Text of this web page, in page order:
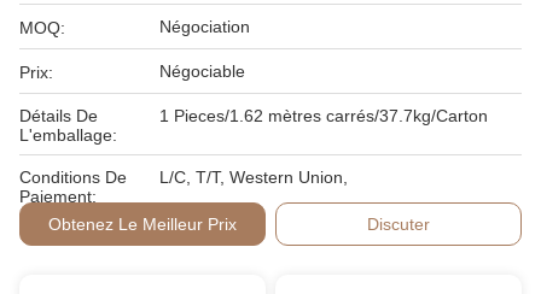
MOQ: Négociation
Prix: Négociable
Détails De
L'emballage:
1 Pieces/1.62 mètres carrés/37.7kg/Carton
Conditions De
Paiement:
L/C, T/T, Western Union,
Obtenez Le Meilleur Prix Discuter